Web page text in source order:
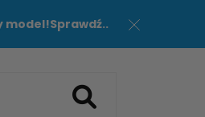
model!Sprawdź..